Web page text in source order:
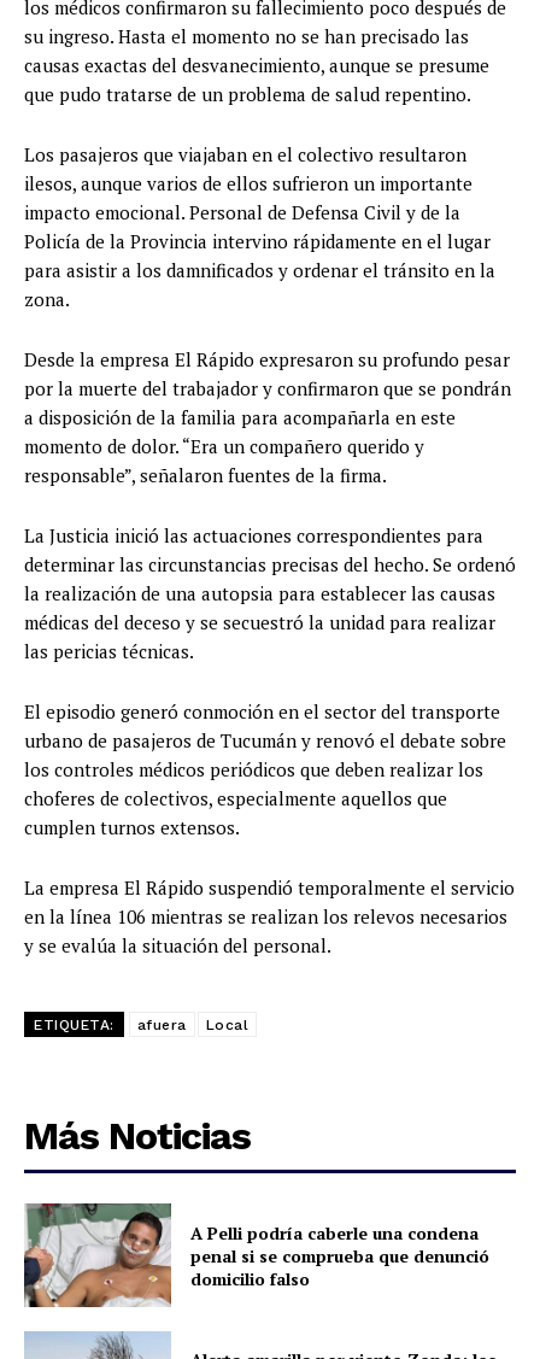
los médicos confirmaron su fallecimiento poco después de
su ingreso. Hasta el momento no se han precisado las
causas exactas del desvanecimiento, aunque se presume
que pudo tratarse de un problema de salud repentino.
Los pasajeros que viajaban en el colectivo resultaron
ilesos, aunque varios de ellos sufrieron un importante
impacto emocional. Personal de Defensa Civil y de la
Policía de la Provincia intervino rápidamente en el lugar
para asistir a los damnificados y ordenar el tránsito en la
zona.
Desde la empresa El Rápido expresaron su profundo pesar
por la muerte del trabajador y confirmaron que se pondrán
a disposición de la familia para acompañarla en este
momento de dolor. “Era un compañero querido y
responsable”, señalaron fuentes de la firma.
La Justicia inició las actuaciones correspondientes para
determinar las circunstancias precisas del hecho. Se ordenó
la realización de una autopsia para establecer las causas
médicas del deceso y se secuestró la unidad para realizar
las pericias técnicas.
El episodio generó conmoción en el sector del transporte
urbano de pasajeros de Tucumán y renovó el debate sobre
los controles médicos periódicos que deben realizar los
choferes de colectivos, especialmente aquellos que
cumplen turnos extensos.
La empresa El Rápido suspendió temporalmente el servicio
en la línea 106 mientras se realizan los relevos necesarios
y se evalúa la situación del personal.
ETIQUETA: afuera Local
Más Noticias
A Pelli podría caberle una condena
penal si se comprueba que denunció
domicilio falso